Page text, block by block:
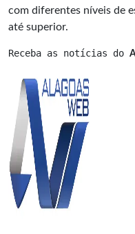
com diferentes níveis de
até superior.
Receba as notícias do